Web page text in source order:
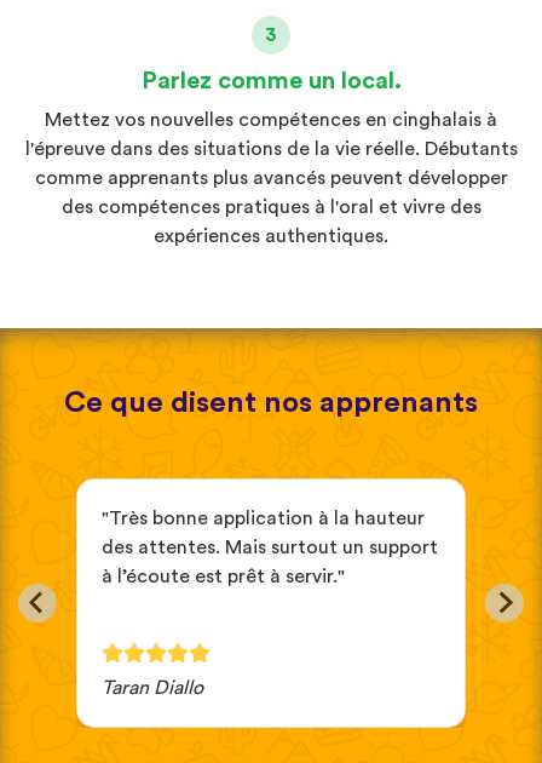
3
Parlez comme un local.
Mettez vos nouvelles compétences en cinghalais à
l'épreuve dans des situations de la vie réelle. Débutants
comme apprenants plus avancés peuvent développer
des compétences pratiques à l'oral et vivre des
expériences authentiques.
Ce que disent nos apprenants
"Très bonne application à la hauteur
des attentes. Mais surtout un support
à l’écoute est prêt à servir."
Taran Diallo